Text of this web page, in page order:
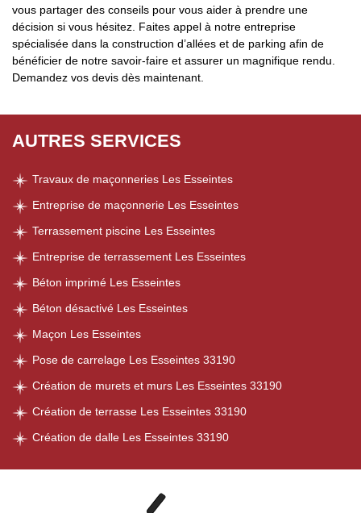
vous partager des conseils pour vous aider à prendre une
décision si vous hésitez. Faites appel à notre entreprise
spécialisée dans la construction d’allées et de parking afin de
bénéficier de notre savoir-faire et assurer un magnifique rendu.
Demandez vos devis dès maintenant.
AUTRES SERVICES
Travaux de maçonneries Les Esseintes
Entreprise de maçonnerie Les Esseintes
Terrassement piscine Les Esseintes
Entreprise de terrassement Les Esseintes
Béton imprimé Les Esseintes
Béton désactivé Les Esseintes
Maçon Les Esseintes
Pose de carrelage Les Esseintes 33190
Création de murets et murs Les Esseintes 33190
Création de terrasse Les Esseintes 33190
Création de dalle Les Esseintes 33190